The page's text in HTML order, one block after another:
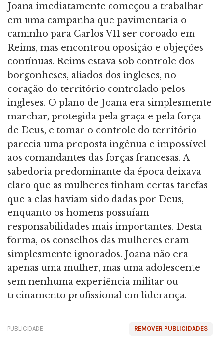
Joana imediatamente começou a trabalhar
em uma campanha que pavimentaria o
caminho para Carlos VII ser coroado em
Reims, mas encontrou oposição e objeções
contínuas. Reims estava sob controle dos
borgonheses, aliados dos ingleses, no
coração do território controlado pelos
ingleses. O plano de Joana era simplesmente
marchar, protegida pela graça e pela força
de Deus, e tomar o controle do território
parecia uma proposta ingênua e impossível
aos comandantes das forças francesas. A
sabedoria predominante da época deixava
claro que as mulheres tinham certas tarefas
que a elas haviam sido dadas por Deus,
enquanto os homens possuíam
responsabilidades mais importantes. Desta
forma, os conselhos das mulheres eram
simplesmente ignorados. Joana não era
apenas uma mulher, mas uma adolescente
sem nenhuma experiência militar ou
treinamento profissional em liderança.
REMOVER PUBLICIDADES
PUBLICIDADE